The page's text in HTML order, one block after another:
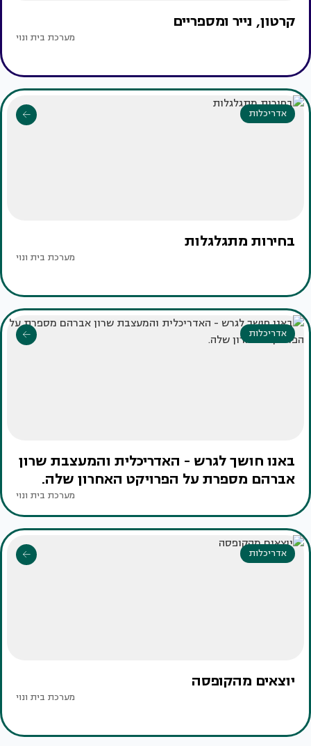
קרטון, נייר ומספריים
מערכת בית ונוי
אדריכלות
בחירות מתגלגלות
מערכת בית ונוי
אדריכלות
באנו חושך לגרש - האדריכלית והמעצבת שרון
אברהם מספרת על הפרויקט האחרון שלה.
מערכת בית ונוי
אדריכלות
יוצאים מהקופסה
מערכת בית ונוי